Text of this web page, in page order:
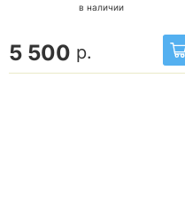
в наличии
5 500 р.